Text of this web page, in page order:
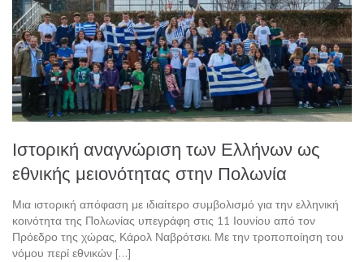
Ιστορική αναγνώριση των Ελλήνων ως
εθνικής μειονότητας στην Πολωνία
Μια ιστορική απόφαση με ιδιαίτερο συμβολισμό για την ελληνική
κοινότητα της Πολωνίας υπεγράφη στις 11 Ιουνίου από τον
Πρόεδρο της χώρας, Κάρολ Ναβρότσκι. Με την τροποποίηση του
νόμου περί εθνικών […]